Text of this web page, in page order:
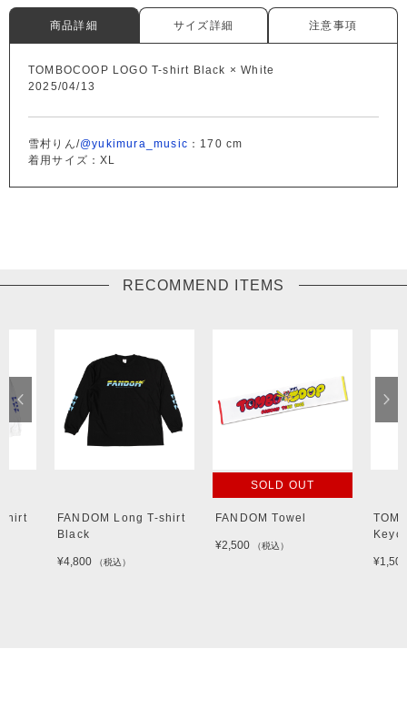
商品詳細 サイズ詳細 注意事項
TOMBOCOOP LOGO T-shirt Black × White
2025/04/13
雪村りん/@yukimura_music ：170 cm
着用サイズ：XL
RECOMMEND ITEMS
shirt
FANDOM Long T-shirt
Black
¥4,800 （税込）
SOLD OUT
FANDOM Towel
¥2,500 （税込）
¥1,500